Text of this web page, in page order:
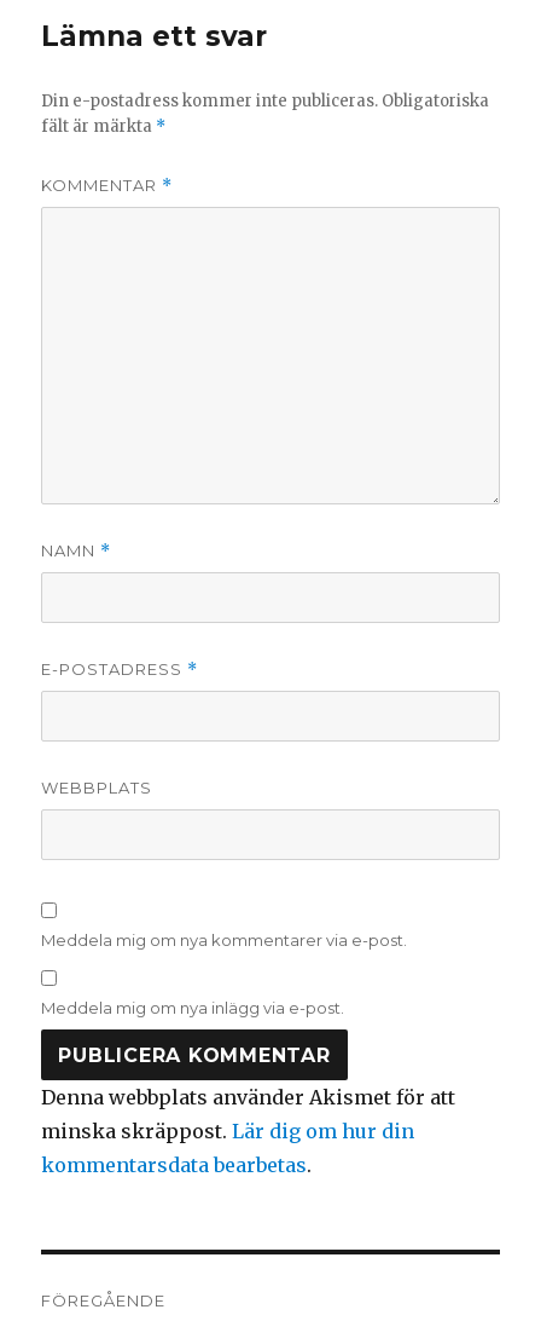
Lämna ett svar
Din e-postadress kommer inte publiceras. Obligatoriska
fält är märkta *
KOMMENTAR *
NAMN *
E-POSTADRESS *
WEBBPLATS
Meddela mig om nya kommentarer via e-post.
Meddela mig om nya inlägg via e-post.
Denna webbplats använder Akismet för att
minska skräppost.Lär dig om hur din
kommentarsdata bearbetas.
FÖREGÅENDE